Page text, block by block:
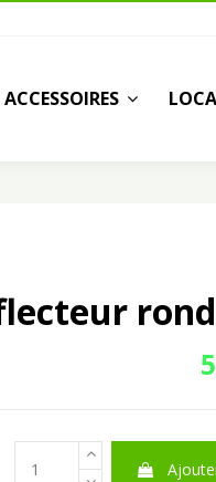
ACCESSOIRES